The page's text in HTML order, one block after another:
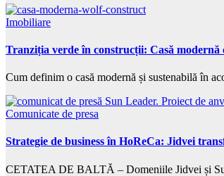
Imobiliare
Tranziția verde în construcții: Casă
Cum definim o casă modernă și sustenabilă în
Comunicate de presa
Strategie de business în HoReCa: Jidvei
CETATEA DE BALTĂ – Domeniile Jidvei și